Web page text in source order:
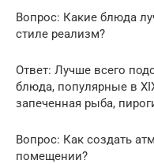
Вопрос: Какие блюда
стиле реализм?
Ответ: Лучше всего
блюда, популярные в
запеченная рыба,
Вопрос: Как создать
помещении?